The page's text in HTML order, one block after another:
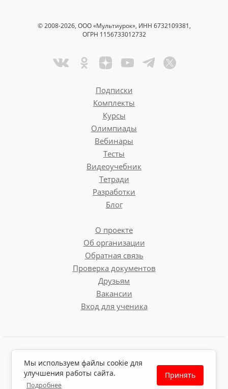
© 2008-2026, ООО «Мультиурок», ИНН 6732109381,
ОГРН 1156733012732
Подписки
Комплекты
Курсы
Олимпиады
Вебинары
Тесты
Видеоучебник
Тетради
Разработки
Блог
О проекте
Об организации
Обратная связь
Проверка документов
Друзьям
Вакансии
Вход для ученика
Политика обработки персональных данных
Политика использования файлов cookie
Мы используем файлы cookie для
улучшения работы сайта.
Подробнее
Принять